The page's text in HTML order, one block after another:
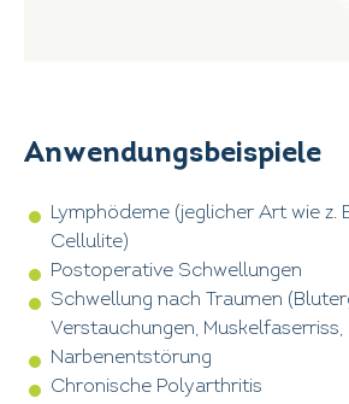
Anwendungsbeispiele
Lymphödeme (jeglicher Art wie z.
Cellulite)
Postoperative Schwellungen
Schwellung nach Traumen
Verstauchungen, Muskelfaserriss,
Narbenentstörung
Chronische Polyarthritis